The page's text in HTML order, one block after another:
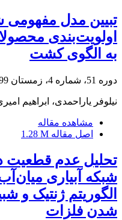
تبیین مدل مفهومی
اولویت‌بندی
به الگوی کشت
دوره 51، شماره 4، زمستان 1399، صفحه
نیلوفر یاراحمدی، ابراهیم
مشاهده مقاله
اصل مقاله 1.28 M
تحلیل عدم قطعیت
شبکه آبیاری
الگوریتم ژنتیک و
شدن فلزات